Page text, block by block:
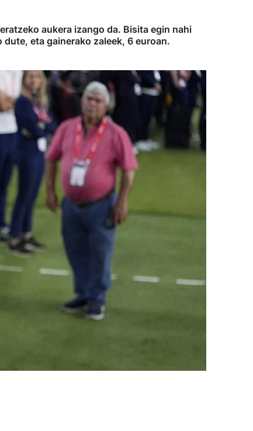
aukera izango da. Bisita egin nahi
eta gainerako zaleek, 6 euroan.